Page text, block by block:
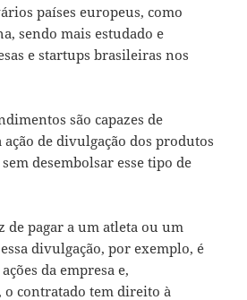
países europeus, como
sendo mais estudado e
e startups brasileiras nos
são capazes de
de divulgação dos produtos
desembolsar esse tipo de
de pagar a um atleta ou um
divulgação, por exemplo, é
da empresa e,
o contratado tem direito à